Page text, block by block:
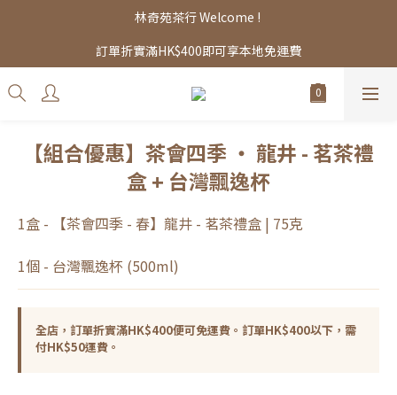
林奇苑茶行 Welcome !
訂單折實滿HK$400即可享本地免運費
【組合優惠】茶會四季 ‧ 龍井 - 茗茶禮
盒 + 台灣飄逸杯
1盒 - 【茶會四季 - 春】龍井 - 茗茶禮盒 | 75克
1個 - 台灣飄逸杯 (500ml)
全店，訂單折實滿HK$400便可免運費。訂單HK$400以下，需
付HK$50運費。